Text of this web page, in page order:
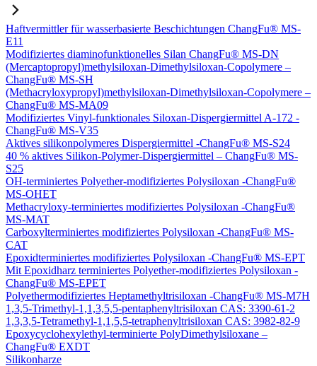
Haftvermittler für wasserbasierte Beschichtungen ChangFu® MS-
E11
Modifiziertes diaminofunktionelles Silan ChangFu® MS-DN
(Mercaptopropyl)methylsiloxan-Dimethylsiloxan-Copolymere –
ChangFu® MS-SH
(Methacryloxypropyl)methylsiloxan-Dimethylsiloxan-Copolymere –
ChangFu® MS-MA09
Modifiziertes Vinyl-funktionales Siloxan-Dispergiermittel A-172 -
ChangFu® MS-V35
Aktives silikonpolymeres Dispergiermittel -ChangFu® MS-S24
40 % aktives Silikon-Polymer-Dispergiermittel – ChangFu® MS-
S25
OH-terminiertes Polyether-modifiziertes Polysiloxan -ChangFu®
MS-OHET
Methacryloxy-terminiertes modifiziertes Polysiloxan -ChangFu®
MS-MAT
Carboxylterminiertes modifiziertes Polysiloxan -ChangFu® MS-
CAT
Epoxidterminiertes modifiziertes Polysiloxan -ChangFu® MS-EPT
Mit Epoxidharz terminiertes Polyether-modifiziertes Polysiloxan -
ChangFu® MS-EPET
Polyethermodifiziertes Heptamethyltrisiloxan -ChangFu® MS-M7H
1,3,5-Trimethyl-1,1,3,5,5-pentaphenyltrisiloxan CAS: 3390-61-2
1,3,3,5-Tetramethyl-1,1,5,5-tetraphenyltrisiloxan CAS: 3982-82-9
Epoxycyclohexylethyl-terminierte PolyDimethylsiloxane –
ChangFu® EXDT
Silikonharze